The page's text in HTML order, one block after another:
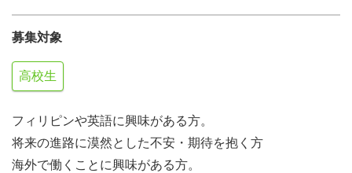
募集対象
高校生
フィリピンや英語に興味がある方。
将来の進路に漠然とした不安・期待を抱く方
海外で働くことに興味がある方。